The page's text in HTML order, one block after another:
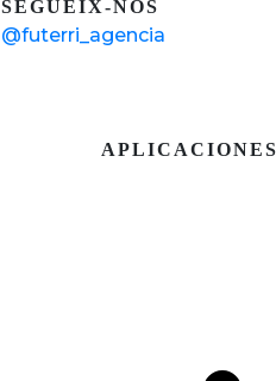
SEGUEIX-NOS
@futerri_agencia